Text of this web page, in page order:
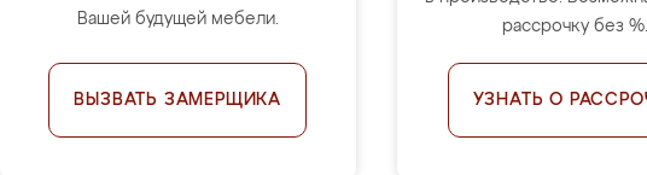
Вашей будущей мебели.
ВЫЗВАТЬ ЗАМЕРЩИКА
рассрочку без
УЗНАТЬ О